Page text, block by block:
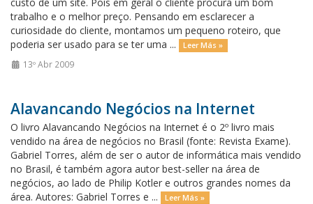
trabalho e o melhor preço. Pensando em esclarecer a
curiosidade do cliente, montamos um pequeno roteiro, que
poderia ser usado para se ter uma ...
Leer Más »
13º Abr 2009
Alavancando Negócios na Internet
O livro Alavancando Negócios na Internet é o 2º livro mais
vendido na área de negócios no Brasil (fonte: Revista Exame).
Gabriel Torres, além de ser o autor de informática mais vendido
no Brasil, é também agora autor best-seller na área de
negócios, ao lado de Philip Kotler e outros grandes nomes da
área. Autores: Gabriel Torres e ...
Leer Más »